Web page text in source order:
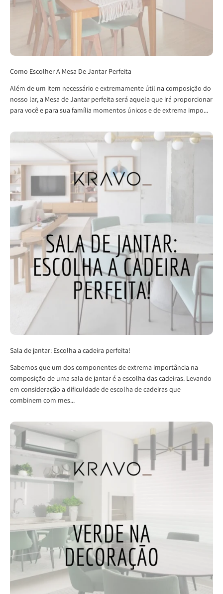
Como Escolher A Mesa De Jantar Perfeita
Além de um item necessário e extremamente útil na composição do
nosso lar, a Mesa de Jantar perfeita será aquela que irá proporcionar
para você e para sua família momentos únicos e de extrema impo...
Sala de jantar: Escolha a cadeira perfeita!
Sabemos que um dos componentes de extrema importância na
composição de uma sala de jantar é a escolha das cadeiras. Levando
em consideração a dificuldade de escolha de cadeiras que
combinem com mes...